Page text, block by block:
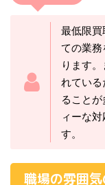
最低限
ての業
ります
れている
ること
ィーな
す。
職場の雰囲